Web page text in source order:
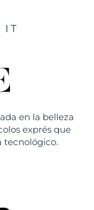
IT
en la belleza
exprés que
tecnológico.